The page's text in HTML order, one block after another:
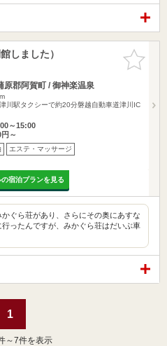
お気に入
りに追加
しました）
原郡阿賀町 / 御神楽温泉
川駅タクシーで約20分磐越自動車道津川IC
～15:00
～
エステ・マッサージ
宿泊プランを見る
ぐら荘があり、さらにその奥にあすな
ったんですが、みかぐら荘はだいぶ車
1
～7件を表示